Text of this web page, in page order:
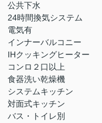
公共下水
24時間換気システム
電気有
インナーバルコニー
IHクッキングヒーター
コンロ２口以上
食器洗い乾燥機
システムキッチン
対面式キッチン
バス・トイレ別